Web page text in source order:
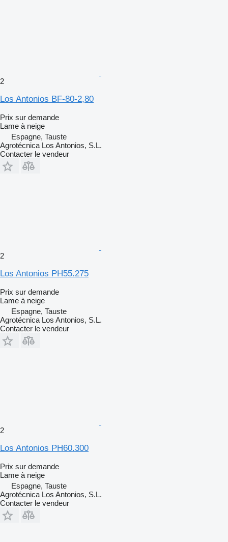
2
Los Antonios BF-80-2,80
Prix sur demande
Lame à neige
Espagne, Tauste
Agrotécnica Los Antonios, S.L.
Contacter le vendeur
2
Los Antonios PH55.275
Prix sur demande
Lame à neige
Espagne, Tauste
Agrotécnica Los Antonios, S.L.
Contacter le vendeur
2
Los Antonios PH60.300
Prix sur demande
Lame à neige
Espagne, Tauste
Agrotécnica Los Antonios, S.L.
Contacter le vendeur